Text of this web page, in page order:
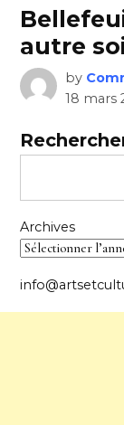
autre
by
18 mars
Archives